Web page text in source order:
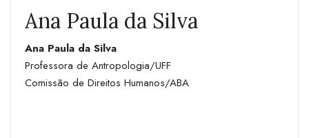
Ana Paula da Silva
Ana Paula da Silva
Professora de Antropologia/UFF
Comissão de Direitos Humanos/ABA